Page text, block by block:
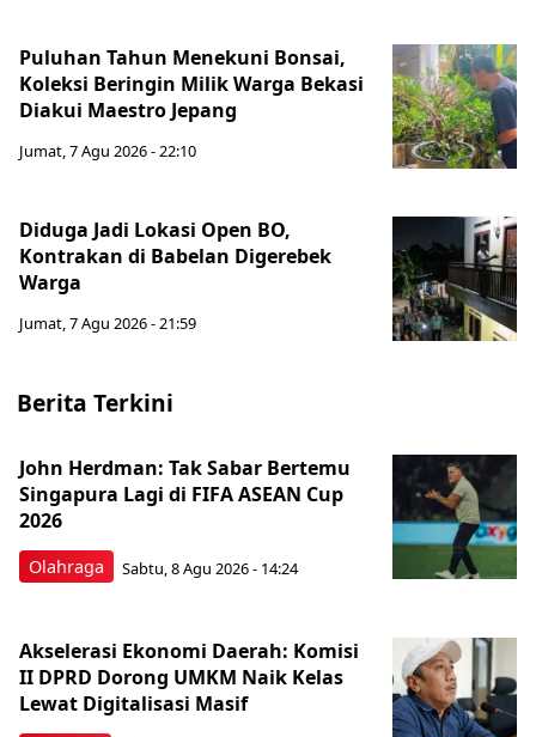
Puluhan Tahun Menekuni Bonsai,
Koleksi Beringin Milik Warga Bekasi
Diakui Maestro Jepang
Jumat, 7 Agu 2026 - 22:10
Diduga Jadi Lokasi Open BO,
Kontrakan di Babelan Digerebek
Warga
Jumat, 7 Agu 2026 - 21:59
Berita Terkini
Olahraga
John Herdman: Tak Sabar Bertemu
Singapura Lagi di FIFA ASEAN Cup
2026
Sabtu, 8 Agu 2026 - 14:24
Akselerasi Ekonomi Daerah: Komisi
II DPRD Dorong UMKM Naik Kelas
Lewat Digitalisasi Masif